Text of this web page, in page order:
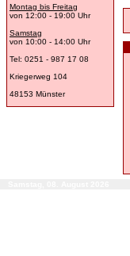
Montag bis Freitag
von 12:00 - 19:00 Uhr
Samstag
von 10:00 - 14:00 Uhr
Tel: 0251 - 987 17 08
Kriegerweg 104
48153 Münster